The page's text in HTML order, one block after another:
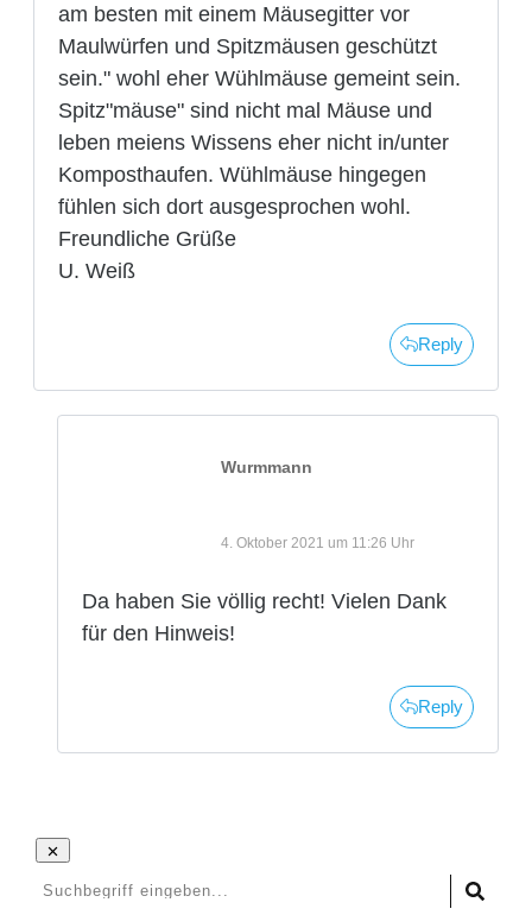
am besten mit einem Mäusegitter vor
Maulwürfen und Spitzmäusen geschützt
sein." wohl eher Wühlmäuse gemeint sein.
Spitz"mäuse" sind nicht mal Mäuse und
leben meiens Wissens eher nicht in/unter
Komposthaufen. Wühlmäuse hingegen
fühlen sich dort ausgesprochen wohl.
Freundliche Grüße
U. Weiß
Reply
Wurmmann
4. Oktober 2021 um 11:26 Uhr
Da haben Sie völlig recht! Vielen Dank
für den Hinweis!
Reply